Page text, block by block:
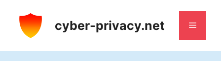
contenido
cyber-privacy.net Menú